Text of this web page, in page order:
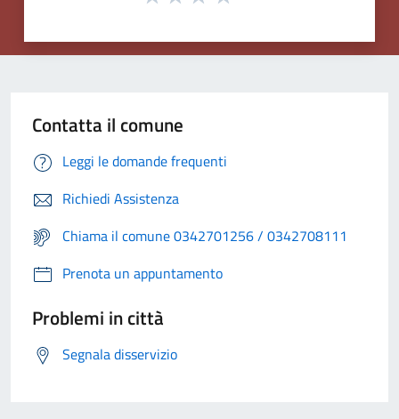
Contatta il comune
Leggi le domande frequenti
Richiedi Assistenza
Chiama il comune 0342701256 / 0342708111
Prenota un appuntamento
Problemi in città
Segnala disservizio